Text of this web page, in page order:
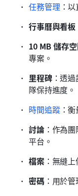
任務管理 ：
行事曆與看板
10 MB 儲存
專案。
里程碑：透
隊保持進度。
時間追蹤：衡
討論：作為
平台。
檔案：無縫上
密碼：用於管